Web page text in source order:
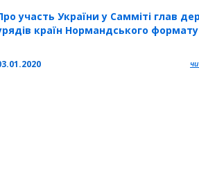
участь України у Самміті глав
країн Нормандського формату